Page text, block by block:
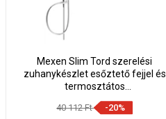
Mexen Slim Tord szerelési
zuhanykészlet esőztető fejjel és
termosztátos
zuhanycsapteleppel, króm -
77105200-00
40 112 Ft -20%